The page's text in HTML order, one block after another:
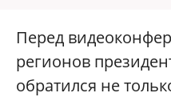
Перед
регионов
обратился не